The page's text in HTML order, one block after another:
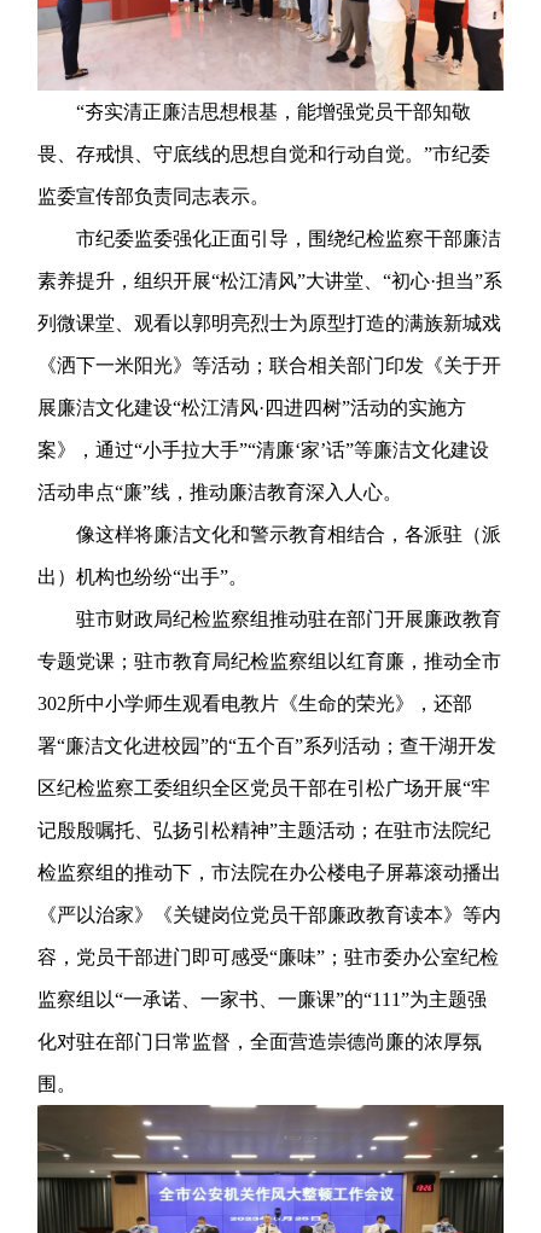
“夯实清正廉洁思想根基，能增强党员干部知敬
畏、存戒惧、守底线的思想自觉和行动自觉。”市纪委
监委宣传部负责同志表示。
市纪委监委强化正面引导，围绕纪检监察干部廉洁
素养提升，组织开展“松江清风”大讲堂、“初心·担当”系
列微课堂、观看以郭明亮烈士为原型打造的满族新城戏
《洒下一米阳光》等活动；联合相关部门印发《关于开
展廉洁文化建设“松江清风·四进四树”活动的实施方
案》，通过“小手拉大手”“清廉‘家’话”等廉洁文化建设
活动串点“廉”线，推动廉洁教育深入人心。
像这样将廉洁文化和警示教育相结合，各派驻（派
出）机构也纷纷“出手”。
驻市财政局纪检监察组推动驻在部门开展廉政教育
专题党课；驻市教育局纪检监察组以红育廉，推动全市
302所中小学师生观看电教片《生命的荣光》，还部
署“廉洁文化进校园”的“五个百”系列活动；查干湖开发
区纪检监察工委组织全区党员干部在引松广场开展“牢
记殷殷嘱托、弘扬引松精神”主题活动；在驻市法院纪
检监察组的推动下，市法院在办公楼电子屏幕滚动播出
《严以治家》《关键岗位党员干部廉政教育读本》等内
容，党员干部进门即可感受“廉味”；驻市委办公室纪检
监察组以“一承诺、一家书、一廉课”的“111”为主题强
化对驻在部门日常监督，全面营造崇德尚廉的浓厚氛
围。